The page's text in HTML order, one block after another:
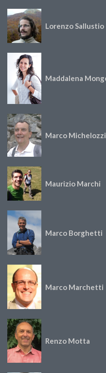
Lorenzo Sallustio
Maddalena
Marco Michelozzi
Maurizio Marchi
Marco Borghetti
Marco Marchetti
Renzo Motta